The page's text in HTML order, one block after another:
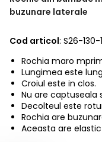
buzunare laterale
Cod articol: S26-130-1
Rochia maro
Lungimea este
Croiul este in clos.
Nu are captuseala
Decolteul este
Rochia are
Aceasta are